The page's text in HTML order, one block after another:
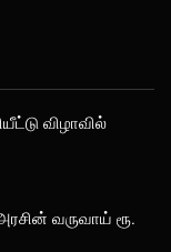
விழாவில்
வருவாய் ரூ.